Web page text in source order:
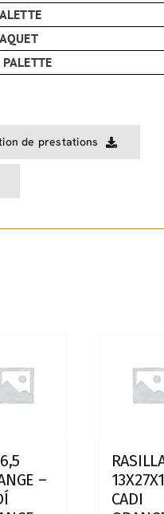
de prestations
–
CADI